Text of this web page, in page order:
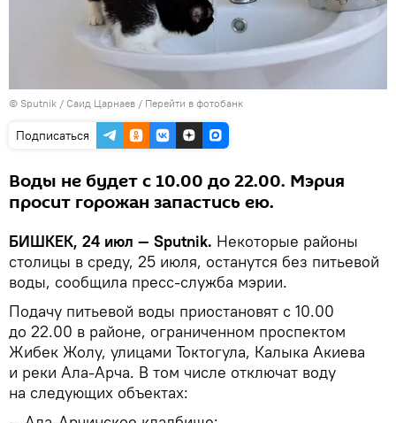
© Sputnik / Саид Царнаев / Перейти в фотобанк
Подписаться
Воды не будет с 10.00 до 22.00. Мэрия
просит горожан запастись ею.
БИШКЕК, 24 июл — Sputnik. Некоторые районы
столицы в среду, 25 июля, останутся без питьевой
воды, сообщила пресс-служба мэрии.
Подачу питьевой воды приостановят с 10.00
до 22.00 в районе, ограниченном проспектом
Жибек Жолу, улицами Токтогула, Калыка Акиева
и реки Ала-Арча. В том числе отключат воду
на следующих объектах: